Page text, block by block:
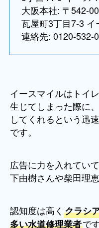
大阪本社: 〒542-
瓦屋町3丁目7-3
連絡先: 0120-532-
イースマイルはトイ
生じてしまった際に
してくれるという迅
です。
広告に力を入れてい
下由樹さんや柴田理
認知度は高く クラシ
多い水道修理業者です